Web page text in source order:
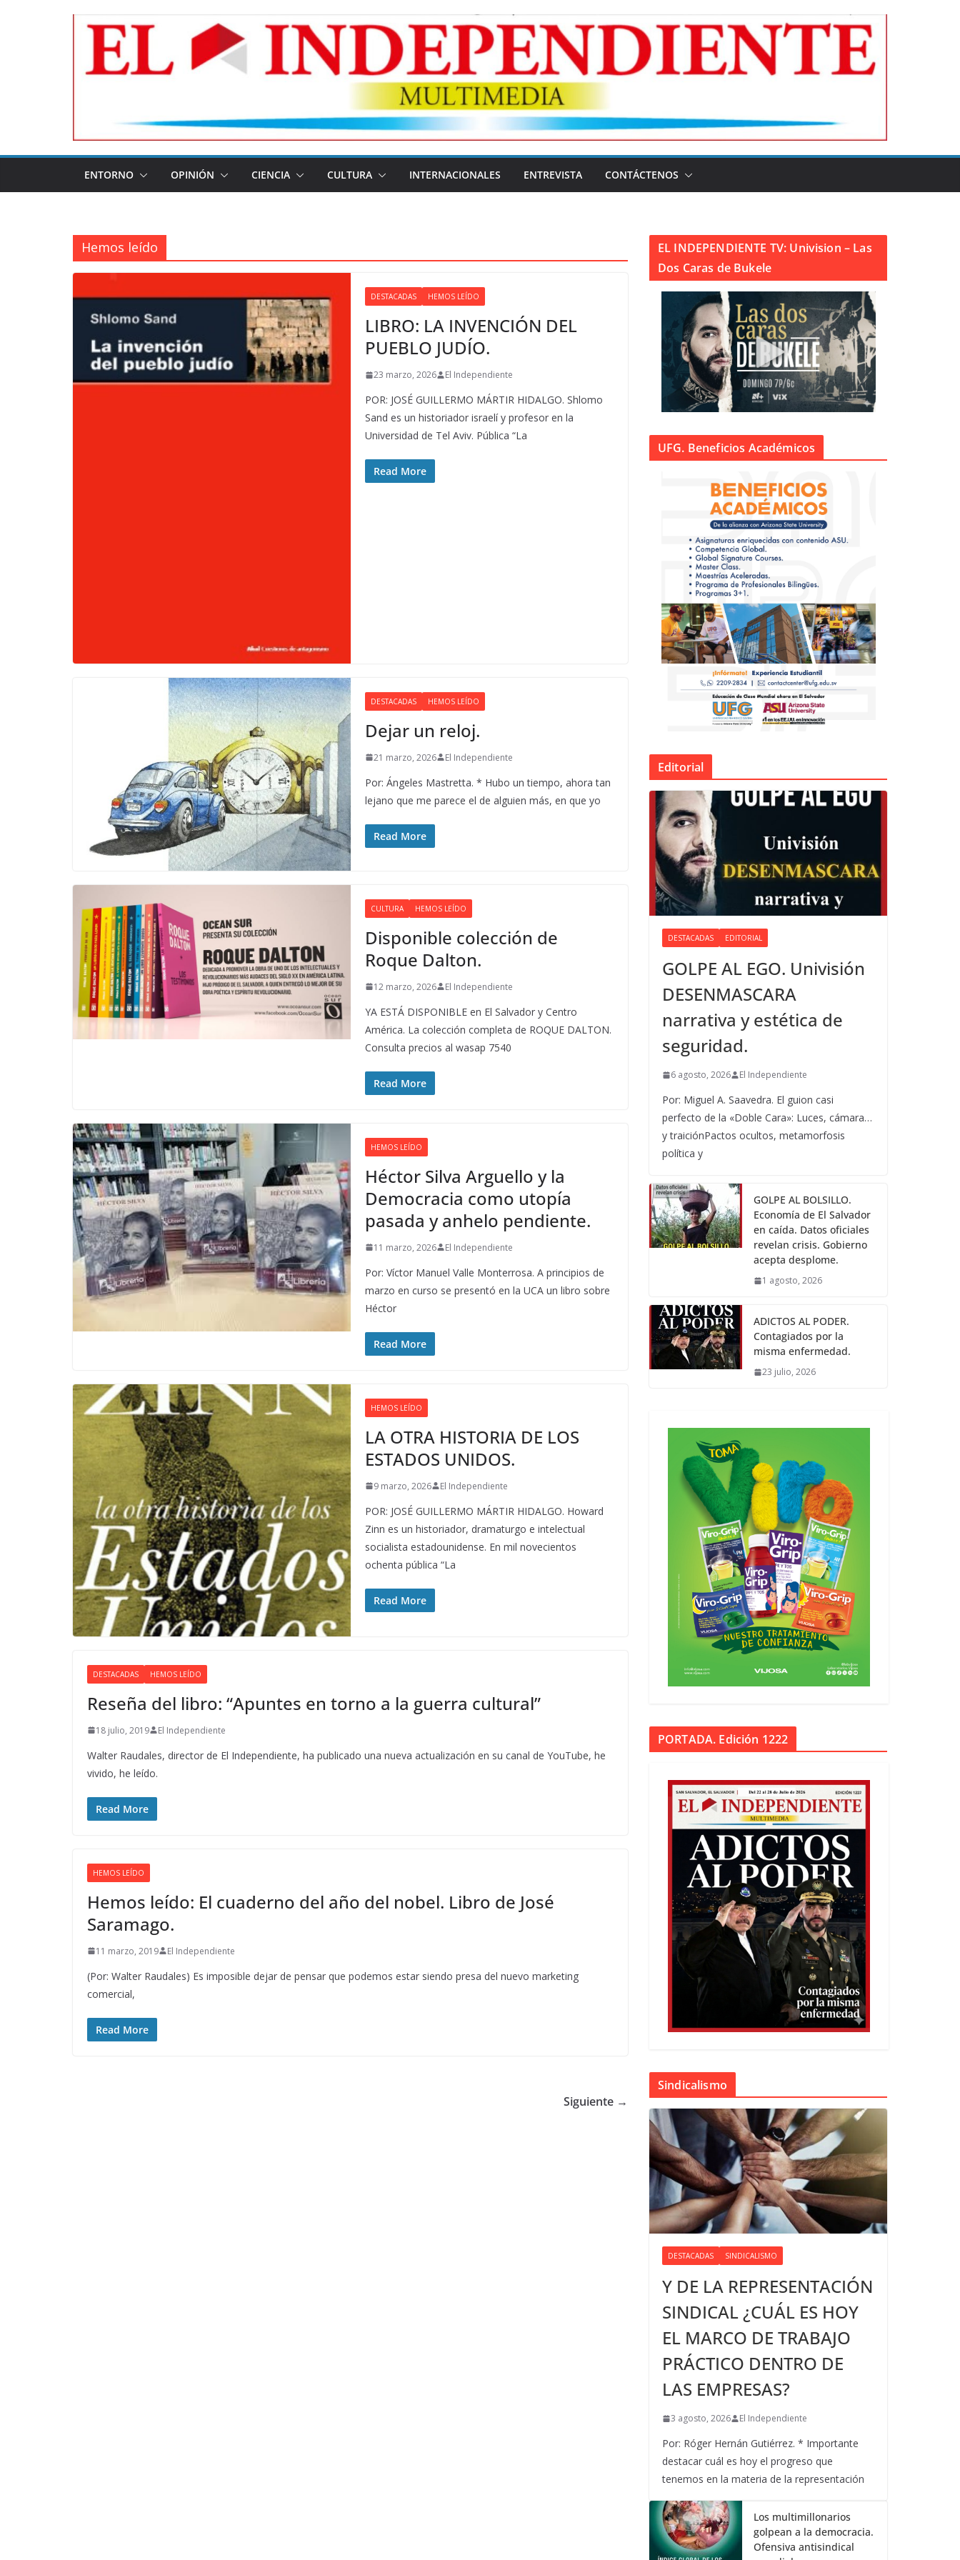
ENTORNO OPINIÓN CIENCIA CULTURA INTERNACIONALES ENTREVISTA CONTÁCTENOS
Hemos leído
DESTACADAS HEMOS LEÍDO
LIBRO: LA INVENCIÓN DEL
PUEBLO JUDÍO.
23 marzo, 2026 El Independiente
POR: JOSÉ GUILLERMO MÁRTIR HIDALGO. Shlomo
Sand es un historiador israelí y profesor en la
Universidad de Tel Aviv. Pública “La
Read More
DESTACADAS HEMOS LEÍDO
Dejar un reloj.
21 marzo, 2026 El Independiente
Por: Ángeles Mastretta. * Hubo un tiempo, ahora tan
lejano que me parece el de alguien más, en que yo
Read More
CULTURA HEMOS LEÍDO
Disponible colección de
Roque Dalton.
12 marzo, 2026 El Independiente
YA ESTÁ DISPONIBLE en El Salvador y Centro
América. La colección completa de ROQUE DALTON.
Consulta precios al wasap 7540
Read More
HEMOS LEÍDO
Héctor Silva Arguello y la
Democracia como utopía
pasada y anhelo pendiente.
11 marzo, 2026 El Independiente
Por: Víctor Manuel Valle Monterrosa. A principios de
marzo en curso se presentó en la UCA un libro sobre
Héctor
Read More
HEMOS LEÍDO
LA OTRA HISTORIA DE LOS
ESTADOS UNIDOS.
9 marzo, 2026 El Independiente
POR: JOSÉ GUILLERMO MÁRTIR HIDALGO. Howard
Zinn es un historiador, dramaturgo e intelectual
socialista estadounidense. En mil novecientos
ochenta pública “La
Read More
DESTACADAS HEMOS LEÍDO
Reseña del libro: “Apuntes en torno a la guerra cultural”
18 julio, 2019 El Independiente
Walter Raudales, director de El Independiente, ha publicado una nueva actualización en su canal de YouTube, he
vivido, he leído.
Read More
HEMOS LEÍDO
Hemos leído: El cuaderno del año del nobel. Libro de José
Saramago.
11 marzo, 2019 El Independiente
(Por: Walter Raudales) Es imposible dejar de pensar que podemos estar siendo presa del nuevo marketing
comercial,
Read More
Siguiente →
EL INDEPENDIENTE TV: Univision – Las
Dos Caras de Bukele
UFG. Beneficios Académicos
Editorial
DESTACADAS EDITORIAL
GOLPE AL EGO. Univisión
DESENMASCARA
narrativa y estética de
seguridad.
6 agosto, 2026 El Independiente
Por: Miguel A. Saavedra. El guion casi
perfecto de la «Doble Cara»: Luces, cámara…
y traiciónPactos ocultos, metamorfosis
política y
GOLPE AL BOLSILLO.
Economía de El Salvador
en caída. Datos oficiales
revelan crisis. Gobierno
acepta desplome.
1 agosto, 2026
ADICTOS AL PODER.
Contagiados por la
misma enfermedad.
23 julio, 2026
PORTADA. Edición 1222
Sindicalismo
DESTACADAS SINDICALISMO
Y DE LA REPRESENTACIÓN
SINDICAL ¿CUÁL ES HOY
EL MARCO DE TRABAJO
PRÁCTICO DENTRO DE
LAS EMPRESAS?
3 agosto, 2026 El Independiente
Por: Róger Hernán Gutiérrez. * Importante
destacar cuál es hoy el progreso que
tenemos en la materia de la representación
Los multimillonarios
golpean a la democracia.
Ofensiva antisindical